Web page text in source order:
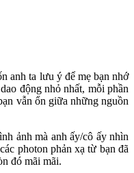
anh ta lưu ý để mẹ bạn nhớ
động nhỏ nhất, mỗi phần
vẫn ổn giữa những nguồn
ảnh mà anh ấy/cô ấy nhìn
photon phản xạ từ bạn đã
đó mãi mãi.